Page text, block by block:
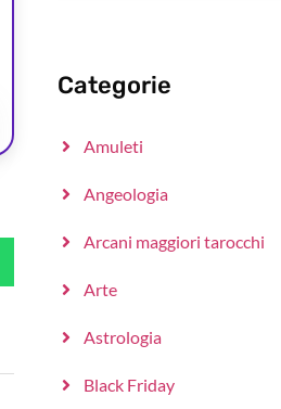
Categorie
Amuleti
Angeologia
Arcani maggiori tarocchi
Arte
Astrologia
Black Friday